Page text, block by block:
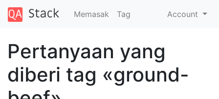
Memasak Tag Account
Pertanyaan yang
diberi tag «ground-